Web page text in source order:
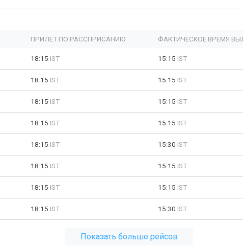
ПРИЛЕТ ПО РАССПРИСАНИЮ ФАКТИЧЕСКОЕ ВРЕМЯ
18:15 IST 15:15 IST
18:15 IST 15:15 IST
18:15 IST 15:15 IST
18:15 IST 15:15 IST
18:15 IST 15:30 IST
18:15 IST 15:15 IST
18:15 IST 15:15 IST
18:15 IST 15:30 IST
Показать больше рейсов